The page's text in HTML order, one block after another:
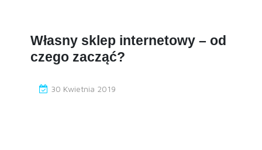
Własny sklep internetowy – od
czego zacząć?
30 Kwietnia 2019